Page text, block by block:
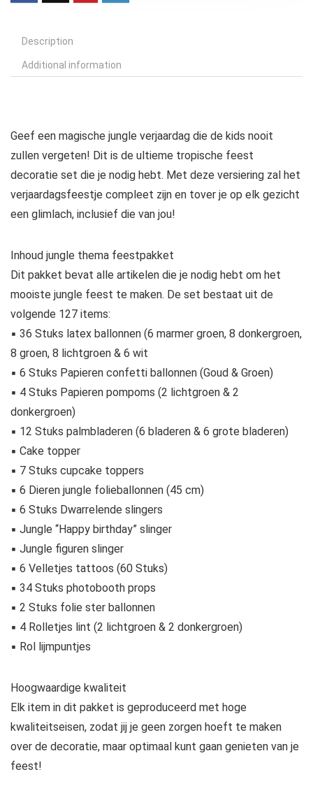
Description
Additional information
Geef een magische jungle verjaardag die de kids nooit
zullen vergeten! Dit is de ultieme tropische feest
decoratie set die je nodig hebt. Met deze versiering zal het
verjaardagsfeestje compleet zijn en tover je op elk gezicht
een glimlach, inclusief die van jou!
Inhoud jungle thema feestpakket
Dit pakket bevat alle artikelen die je nodig hebt om het
mooiste jungle feest te maken. De set bestaat uit de
volgende 127 items:
▪ 36 Stuks latex ballonnen (6 marmer groen, 8 donkergroen,
8 groen, 8 lichtgroen & 6 wit
▪ 6 Stuks Papieren confetti ballonnen (Goud & Groen)
▪ 4 Stuks Papieren pompoms (2 lichtgroen & 2
donkergroen)
▪ 12 Stuks palmbladeren (6 bladeren & 6 grote bladeren)
▪ Cake topper
▪ 7 Stuks cupcake toppers
▪ 6 Dieren jungle folieballonnen (45 cm)
▪ 6 Stuks Dwarrelende slingers
▪ Jungle “Happy birthday” slinger
▪ Jungle figuren slinger
▪ 6 Velletjes tattoos (60 Stuks)
▪ 34 Stuks photobooth props
▪ 2 Stuks folie ster ballonnen
▪ 4 Rolletjes lint (2 lichtgroen & 2 donkergroen)
▪ Rol lijmpuntjes
Hoogwaardige kwaliteit
Elk item in dit pakket is geproduceerd met hoge
kwaliteitseisen, zodat jij je geen zorgen hoeft te maken
over de decoratie, maar optimaal kunt gaan genieten van je
feest!